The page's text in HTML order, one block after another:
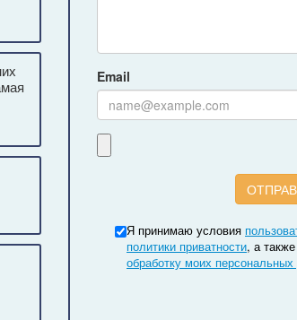
Email
Я принимаю условия
политики приватности, а
обработку моих